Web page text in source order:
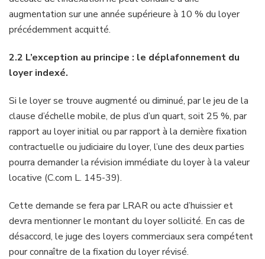
augmentation sur une année supérieure à 10 % du loyer
précédemment acquitté.
2.2 L’exception au principe : le déplafonnement du
loyer indexé.
Si le loyer se trouve augmenté ou diminué, par le jeu de la
clause d’échelle mobile, de plus d’un quart, soit 25 %, par
rapport au loyer initial ou par rapport à la dernière fixation
contractuelle ou judiciaire du loyer, l’une des deux parties
pourra demander la révision immédiate du loyer à la valeur
locative (C.com L. 145-39).
Cette demande se fera par LRAR ou acte d’huissier et
devra mentionner le montant du loyer sollicité. En cas de
désaccord, le juge des loyers commerciaux sera compétent
pour connaître de la fixation du loyer révisé.